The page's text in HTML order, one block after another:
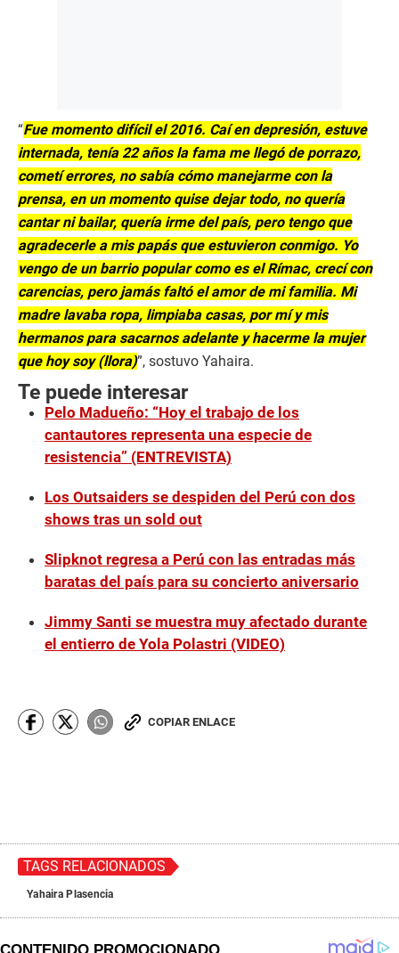
“Fue momento difícil el 2016. Caí en depresión, estuve
internada, tenía 22 años la fama me llegó de porrazo,
cometí errores, no sabía cómo manejarme con la
prensa, en un momento quise dejar todo, no quería
cantar ni bailar, quería irme del país, pero tengo que
agradecerle a mis papás que estuvieron conmigo. Yo
vengo de un barrio popular como es el Rímac, crecí con
carencias, pero jamás faltó el amor de mi familia. Mi
madre lavaba ropa, limpiaba casas, por mí y mis
hermanos para sacarnos adelante y hacerme la mujer
que hoy soy (llora)”, sostuvo Yahaira.
Te puede interesar
Pelo Madueño: “Hoy el trabajo de los
cantautores representa una especie de
resistencia” (ENTREVISTA)
Los Outsaiders se despiden del Perú con dos
shows tras un sold out
Slipknot regresa a Perú con las entradas más
baratas del país para su concierto aniversario
Jimmy Santi se muestra muy afectado durante
el entierro de Yola Polastri (VIDEO)
COPIAR ENLACE
TAGS RELACIONADOS
Yahaira Plasencia